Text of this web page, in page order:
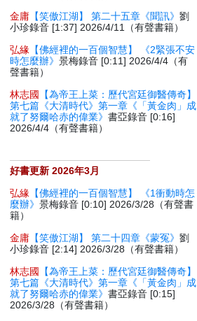
金庸 【笑傲江湖】 第二十五章《聞訊》劉
小珍錄音 [1:37] 2026/4/11（有聲書籍）
弘緣 【佛經裡的一百個智慧】 《2緊張不安
時怎麼辦》景梅錄音 [0:11] 2026/4/4（有
聲書籍）
林志國
【為帝王上菜：歷代宮廷御醫傳奇】
第七篇《大清時代》第一章《「黃金肉」成
就了努爾哈赤的偉業》書亞錄音 [0:16]
2026/4/4（有聲書籍）
好書更新 2026年3月
弘緣 【佛經裡的一百個智慧】 《1衝動時怎
麼辦》景梅錄音 [0:10] 2026/3/28（有聲書
籍）
金庸 【笑傲江湖】 第二十四章《蒙冤》劉
小珍錄音 [2:14] 2026/3/28（有聲書籍）
林志國
【為帝王上菜：歷代宮廷御醫傳奇】
第七篇《大清時代》第一章《「黃金肉」成
就了努爾哈赤的偉業》書亞錄音 [0:15]
2026/3/28（有聲書籍）